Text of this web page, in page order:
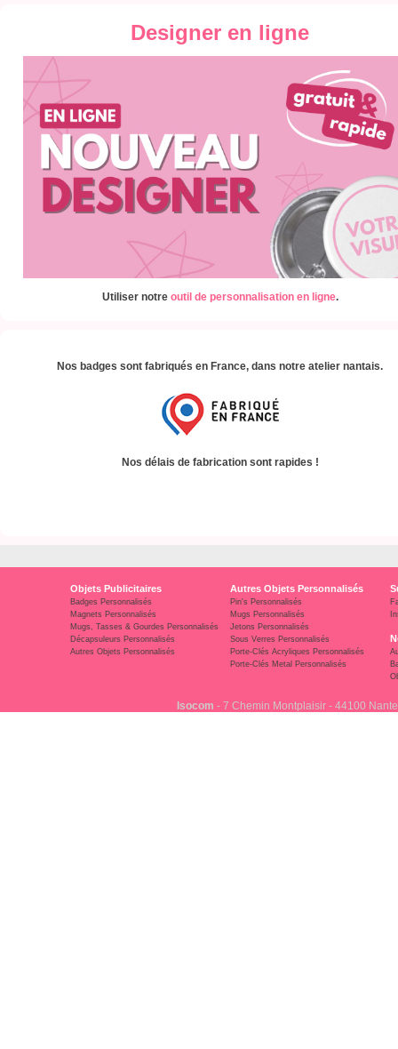
Designer en ligne
Utiliser notre outil de personnalisation en ligne.
Nos badges sont fabriqués en France, dans notre atelier nantais.
Nos délais de fabrication sont rapides !
Objets Publicitaires
Badges Personnalisés
Magnets Personnalisés
Mugs, Tasses & Gourdes Personnalisés
Décapsuleurs Personnalisés
Autres Objets Personnalisés
Autres Objets Personnalisés
Pin's Personnalisés
Mugs Personnalisés
Jetons Personnalisés
Sous Verres Personnalisés
Porte-Clés Acryliques Personnalisés
Porte-Clés Metal Personnalisés
Isocom - 7 Chemin Montplaisir - 44100